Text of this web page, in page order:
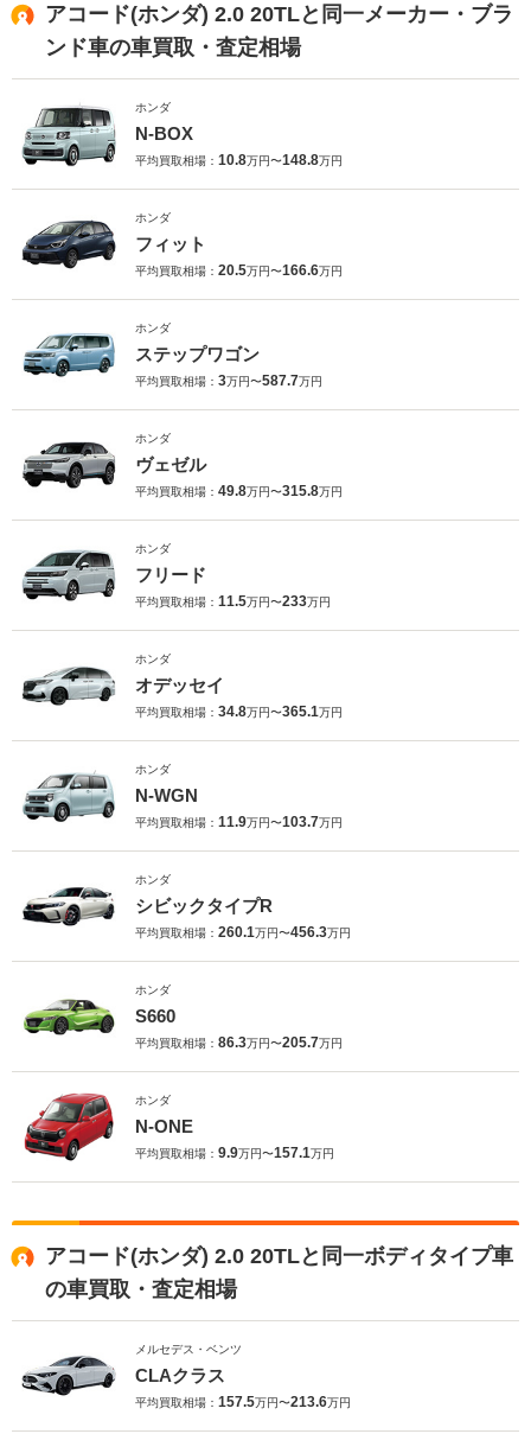
アコード(ホンダ) 2.0 20TLと同一メーカー・ブラ
ンド車の車買取・査定相場
ホンダ
N-BOX
平均買取相場： 10.8万円〜148.8万円
ホンダ
フィット
平均買取相場： 20.5万円〜166.6万円
ホンダ
ステップワゴン
平均買取相場： 3万円〜587.7万円
ホンダ
ヴェゼル
平均買取相場： 49.8万円〜315.8万円
ホンダ
フリード
平均買取相場： 11.5万円〜233万円
ホンダ
オデッセイ
平均買取相場： 34.8万円〜365.1万円
ホンダ
N-WGN
平均買取相場： 11.9万円〜103.7万円
ホンダ
シビックタイプR
平均買取相場： 260.1万円〜456.3万円
ホンダ
S660
平均買取相場： 86.3万円〜205.7万円
ホンダ
N-ONE
平均買取相場： 9.9万円〜157.1万円
アコード(ホンダ) 2.0 20TLと同一ボディタイプ車
の車買取・査定相場
メルセデス・ベンツ
CLAクラス
平均買取相場： 157.5万円〜213.6万円